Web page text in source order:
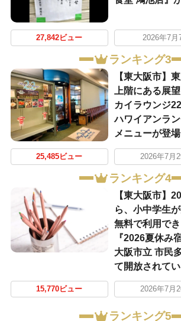
27,842ビュー 2026年7月
ランキング3
【東大阪市】
上階にある展
カイラウンジ
ハワイアンラ
メニューが登場
25,485ビュー 2026年7月
ランキング4
【東大阪市】
ら、小中学生
無料で利用で
『2026夏休み
大阪市立 市民
て開放されてい
15,770ビュー 2026年7月
ランキング5